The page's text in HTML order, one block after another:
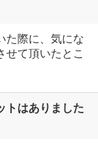
た際に、気にな
せて頂いたとこ
トはありました